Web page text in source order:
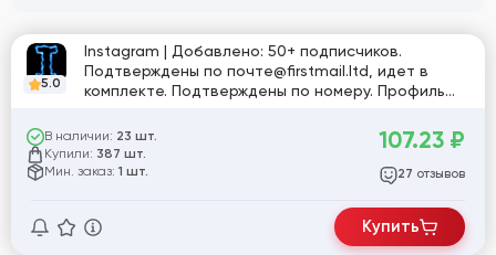
5.0
Instagram | Добавлено: 50+ подписчиков.
Подтверждены по почте@firstmail.ltd, идет в
комплекте. Подтверждены по номеру. Профиль
аутентификация. Страна регистрации: MIX.
В наличии: 23 шт.
Купили: 387 шт.
Мин. заказ: 1 шт.
107.23 ₽
27 отзывов
Купить